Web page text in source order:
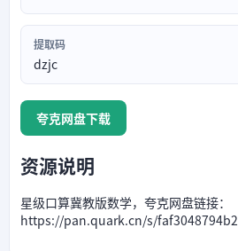
提取码
dzjc
夸克网盘下载
资源说明
星级口算冀教版数学，夸克网盘链接：
https://pan.quark.cn/s/faf3048794b2